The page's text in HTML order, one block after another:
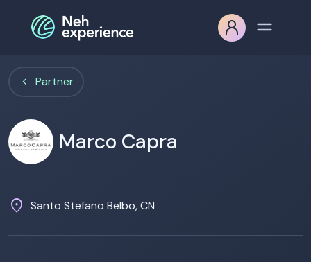
Partner
Marco Capra
location_on Santo Stefano Belbo, CN